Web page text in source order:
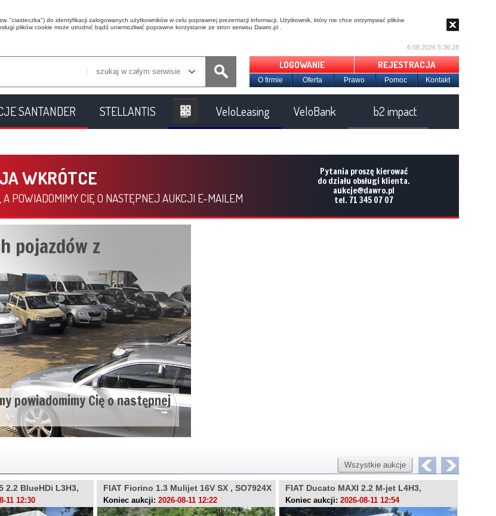
"ciasteczka") do identyfikacji zalogowanych użytkowników w celu poprawnej prezentacji informacji. Użytkownik, który nie chce otrzymywać plików
plików cookie może utrudnić bądź uniemożliwić poprawne korzystanie ze stron serwisu Dawro.pl .
szukaj w całym serwisie
6.08.2026 5:36:29
LOGOWANIE REJESTRACJA
O firmie Oferta Prawo Pomoc Kontakt
SANTANDER STELLANTIS VeloLeasing VeloBank b2 impact
WKRÓTCE
POWIADOMIMY CIĘ O NASTĘPNEJ AUKCJI E-MAILEM
Pytania proszę kierować
do działu obsługi klienta.
aukcje@dawro.pl
tel. 71 345 07 07
pojazdów z
powiadomimy Cię o następnej
Wszystkie aukcje
2.2 BlueHDi L3H3,
11 12:30
FIAT Fiorino 1.3 Mulijet 16V SX , SO7924X
Koniec aukcji: 2026-08-11 12:22
FIAT Ducato MAXI 2.2 M-jet L4H3,
WE9A350
Koniec aukcji: 2026-08-11 12:54